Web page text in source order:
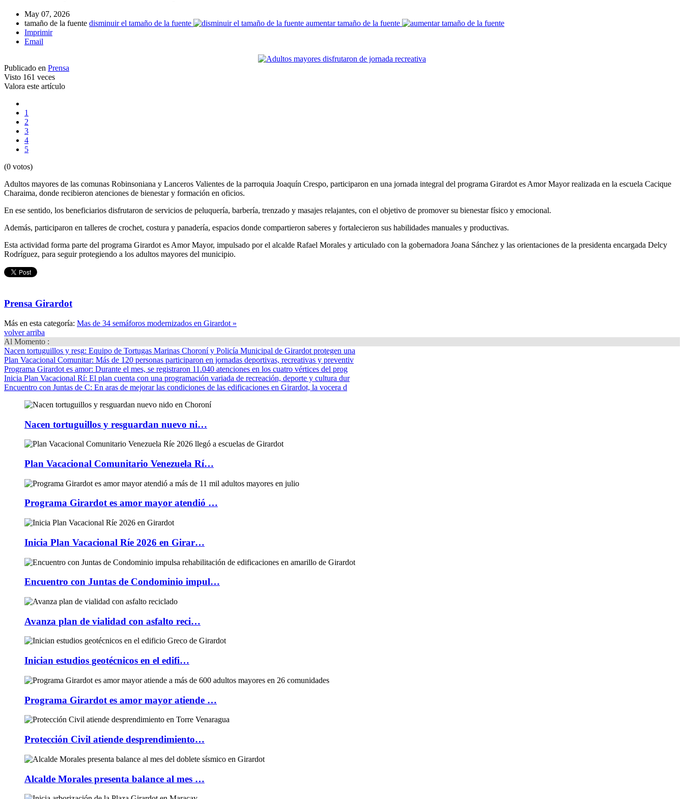
May 07, 2026
tamaño de la fuente disminuir el tamaño de la fuente
aumentar tamaño de la fuente
Imprimir
Email
Publicado en Prensa
Visto 161 veces
Valora este artículo
1
2
3
4
5
(0 votos)
Adultos mayores de las comunas Robinsoniana y Lanceros Valientes de la parroquia Joaquín Crespo, participaron en una jornada integral del programa Girardot es Amor Mayor realizada en la escuela Cacique
Charaima, donde recibieron atenciones de bienestar y formación en oficios.
En ese sentido, los beneficiarios disfrutaron de servicios de peluquería, barbería, trenzado y masajes relajantes, con el objetivo de promover su bienestar físico y emocional.
Además, participaron en talleres de crochet, costura y panadería, espacios donde compartieron saberes y fortalecieron sus habilidades manuales y productivas.
Esta actividad forma parte del programa Girardot es Amor Mayor, impulsado por el alcalde Rafael Morales y articulado con la gobernadora Joana Sánchez y las orientaciones de la presidenta encargada Delcy
Rodríguez, para seguir protegiendo a los adultos mayores del municipio.
Prensa Girardot
Más en esta categoría: Mas de 34 semáforos modernizados en Girardot »
volver arriba
Al Momento :
Nacen tortuguillos y resg: Equipo de Tortugas Marinas Choroní y Policía Municipal de Girardot protegen una
Plan Vacacional Comunitar: Más de 120 personas participaron en jornadas deportivas, recreativas y preventiv
Programa Girardot es amor: Durante el mes, se registraron 11.040 atenciones en los cuatro vértices del prog
Inicia Plan Vacacional Rí: El plan cuenta con una programación variada de recreación, deporte y cultura dur
Encuentro con Juntas de C: En aras de mejorar las condiciones de las edificaciones en Girardot, la vocera d
Nacen tortuguillos y resguardan nuevo ni…
Plan Vacacional Comunitario Venezuela Rí…
Programa Girardot es amor mayor atendió …
Inicia Plan Vacacional Ríe 2026 en Girar…
Encuentro con Juntas de Condominio impul…
Avanza plan de vialidad con asfalto reci…
Inician estudios geotécnicos en el edifi…
Programa Girardot es amor mayor atiende …
Protección Civil atiende desprendimiento…
Alcalde Morales presenta balance al mes …